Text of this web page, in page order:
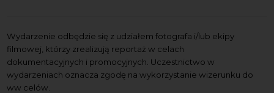
Wydarzenie odbędzie się z udziałem fotografa i/lub ekipy
filmowej, którzy zrealizują reportaż w celach
dokumentacyjnych i promocyjnych. Uczestnictwo w
wydarzeniach oznacza zgodę na wykorzystanie wizerunku do
ww celów.